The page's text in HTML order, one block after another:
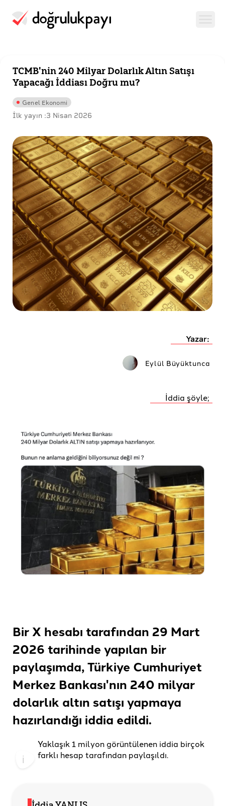
TCMB'nin 240 Milyar Dolarlık Altın Satışı
Yapacağı İddiası Doğru mu?
Genel Ekonomi
İlk yayın :3 Nisan 2026
Yazar:
Eylül Büyüktunca
İddia şöyle;
Bir X hesabı tarafından 29 Mart
2026 tarihinde yapılan bir
paylaşımda, Türkiye Cumhuriyet
Merkez Bankası'nın 240 milyar
dolarlık altın satışı yapmaya
hazırlandığı iddia edildi.
Yaklaşık 1 milyon görüntülenen iddia birçok
farklı hesap tarafından paylaşıldı.